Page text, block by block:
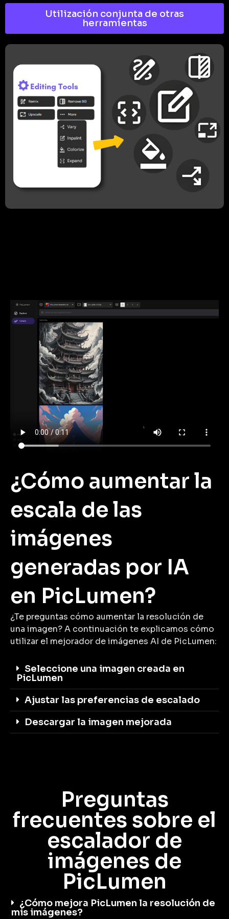
Utilización conjunta de otras
herramientas
¿Cómo aumentar la
escala de las
imágenes
generadas por IA
en PicLumen?
¿Te preguntas cómo aumentar la resolución de
una imagen? A continuación te explicamos cómo
utilizar el mejorador de imágenes AI de PicLumen:
Seleccione una imagen creada en
PicLumen
Ajustar las preferencias de escalado
Descargar la imagen mejorada
Preguntas
frecuentes sobre el
escalador de
imágenes de
PicLumen
¿Cómo mejora PicLumen la resolución de
mis imágenes?